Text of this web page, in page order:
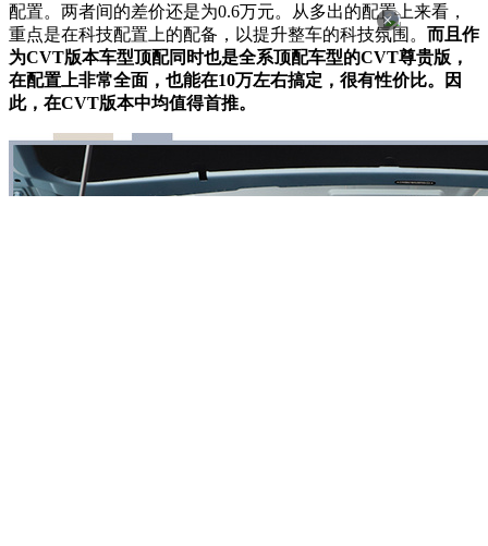
配置。两者间的差价还是为0.6万元。从多出的配置上来看，
重点是在科技配置上的配备，以提升整车的科技氛围。 而且作
为CVT版本车型顶配同时也是全系顶配车型的CVT尊贵版，
在配置上非常全面，也能在10万左右搞定，很有性价比。因
此，在CVT版本中均值得首推。
×